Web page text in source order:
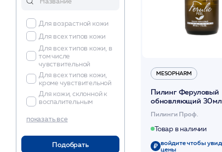
Для возрастной кожи
Для всех типов кожи
Для всех типов кожи, в
том числе
чувствительной
Для всех типов кожи,
кроме чувствительной
Для кожи, склонной к
воспалительным
Для сухой кожи
реактивной кожи
показать все
Подобрать
MESOPHARM
Пилинг Феруловый
обновляющий 30мл
/FERULIC PEELING
/MESOPHARM*
Пилинги Проф.
Товар в наличии
войдите чтобы
цены